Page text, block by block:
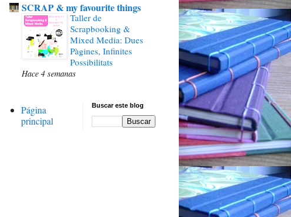
SCRAP & my favourite things
Taller de
Scrapbooking &
Mixed Media: Dues
Pàgines, Infinites
Possibilitats
Hace 4 semanas
Página
principal
Buscar este blog